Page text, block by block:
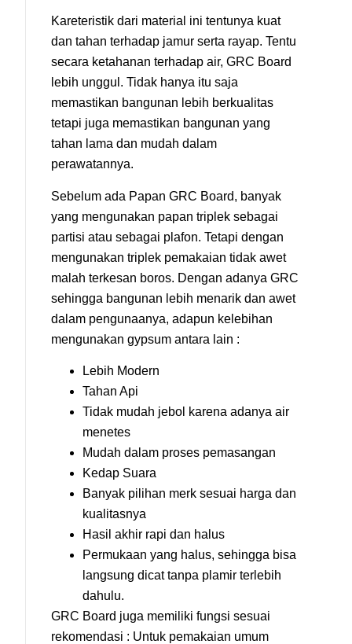
Kareteristik dari material ini tentunya kuat
dan tahan terhadap jamur serta rayap. Tentu
secara ketahanan terhadap air, GRC Board
lebih unggul. Tidak hanya itu saja
memastikan bangunan lebih berkualitas
tetapi juga memastikan bangunan yang
tahan lama dan mudah dalam
perawatannya.
Sebelum ada Papan GRC Board, banyak
yang mengunakan papan triplek sebagai
partisi atau sebagai plafon. Tetapi dengan
mengunakan triplek pemakaian tidak awet
malah terkesan boros. Dengan adanya GRC
sehingga bangunan lebih menarik dan awet
dalam pengunaanya, adapun kelebihan
mengunakan gypsum antara lain :
Lebih Modern
Tahan Api
Tidak mudah jebol karena adanya air
menetes
Mudah dalam proses pemasangan
Kedap Suara
Banyak pilihan merk sesuai harga dan
kualitasnya
Hasil akhir rapi dan halus
Permukaan yang halus, sehingga bisa
langsung dicat tanpa plamir terlebih
dahulu.
GRC Board juga memiliki fungsi sesuai
rekomendasi : Untuk pemakaian umum